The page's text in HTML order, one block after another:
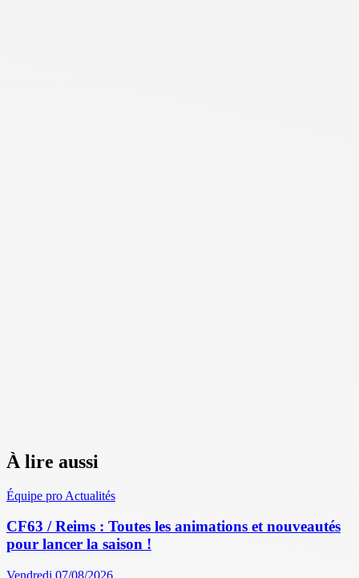
À lire aussi
Équipe pro Actualités
CF63 / Reims : Toutes les animations et nouveautés
pour lancer la saison !